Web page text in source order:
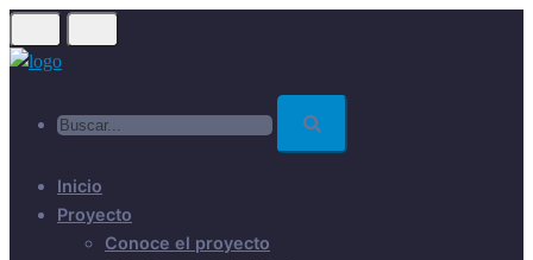
Skip
to
Inicio
Proyecto
Conoce el proyecto